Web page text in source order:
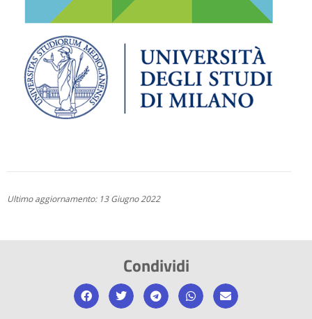
Ultimo aggiornamento: 13 Giugno 2022
Condividi